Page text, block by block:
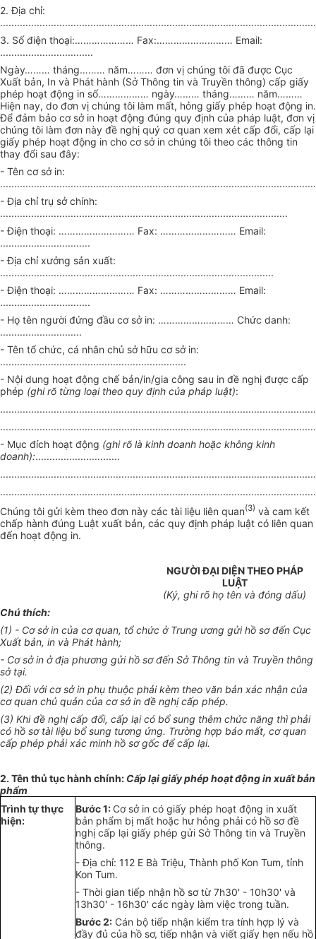
2. Địa chỉ:
3. Sốđiện thoại:………………… Fax:……………………… Email:
.................................
Ngày……… tháng……… năm……… đơn vị chúng tôi đã được Cục
Xuất bản, In và Phát hành (Sở Thông tin và Truyền thông) cấp giấy
phép hoạt động in số……………… ngày……… tháng……… năm………
Hiện nay, do đơn vị chúng tôi làm mất, hỏng giấy phép hoạt động in.
Để đảm bảo cơ sở in hoạt động đúng quy định của pháp luật, đơn vị
chúng tôi làm đơn này đề nghị quý cơ quan xem xét cấp đổi, cấp lại
giấy phép hoạt động in cho cơ sở in chúng tôi theo các thông tin
thay đổi sau đây:
- Tên cơ sở in:
- Địa chỉ trụ sở chính:
......................................................................................................
- Điện thoại: ……………………… Fax: ……………………… Email:
................................
-Địa chỉ xưởng sản xuất:
.................................................................................................
- Điện thoại: ……………………… Fax: ……………………… Email:
................................
- Họ tên người đứng đầu cơ sở in: ……………………… Chức danh:
.............................
- Tên tổ chức, cá nhân chủ sở hữu cơ sở in:
..................................................................
- Nội dung hoạt động chế bản/in/gia công sau in đề nghị được cấp
phép (ghi rõ từng loại theo quy định của pháp luật):
- Mục đích hoạt động (ghi rõ là kinh doanh hoặc không kinh
doanh):..............................
Chúng tôi gửi kèm theo đơn này các tài liệu liên quan(3) và cam kết
chấp hành đúng Luật xuất bản, các quy định pháp luật có liên quan
đến hoạt động in.
NGƯỜI ĐẠI DIỆN THEO PHÁP
LUẬT
(Ký, ghi rõ họ tên và đóng dấu)
Chú thích:
(1) - Cơ sở in của cơ quan, tổ chức ở Trung ương gửi hồ sơ đến Cục
Xuất bản, in và Phát hành;
- Cơsở in ởđịa phương gửi hồ sơ đến Sở Thông tin và Truyền thông
sở tại.
(2) Đối với cơ sở in phụ thuộc phải kèm theo văn bản xác nhận của
cơ quan chủ quản của cơ sở in đề nghị cấp phép.
(3) Khi đề nghị cấp đổi, cấp lạicó bổsung thêm chức năng thì phải
có hồ sơ tài liệu bổ sung tương ứng. Trường hợp báo mất, cơ quan
cấp phép phải xác minh hồ sơ gốc để cấp lại.
2. Tên thủ tục hành chính: Cấp lại giấy phép hoạt động in xuất bản
phẩm
Trình tự thực
hiện:
Bước 1: Cơ sở in có giấy phép hoạt động in xuất
bản phẩm bị mất hoặc hư hỏng phải có hồ sơ đề
nghị cấp lại giấy phép gửi Sở Thông tin và Truyền
thông.
- Địa chỉ: 112 E Bà Triệu, Thành phố Kon Tum, tỉnh
Kon Tum.
- Thời gian tiếp nhận hồ sơ từ 7h30' - 10h30' và
13h30' - 16h30' các ngày làm việc trong tuần.
Bước 2: Cán bộ tiếp nhận kiểm tra tính hợp lý và
đầy đủ của hồ sơ, tiếp nhận và viết giấy hẹn nếu hồ